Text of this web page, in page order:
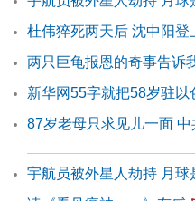
杜伟猝死两天后 沈中阳登
两只巨龟报恩的奇事告诉
新华网55字就把58岁驻以
87岁老母只求见儿一面
宇航员被外星人劫持 月球